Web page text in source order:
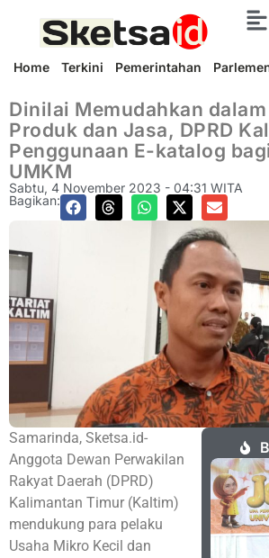
Home Terkini Pemerintahan
Dinilai Memudahkan
Produk dan Jasa, DPRD
Penggunaan E-katalog
UMKM
Sabtu, 4 November 2023 - 04:31 WITA
Bagikan:
Samarinda, Sketsa.id-
Anggota Dewan Perwakilan
Rakyat Daerah (DPRD)
Kalimantan Timur (Kaltim)
mendukung para pelaku
Usaha Mikro Kecil dan